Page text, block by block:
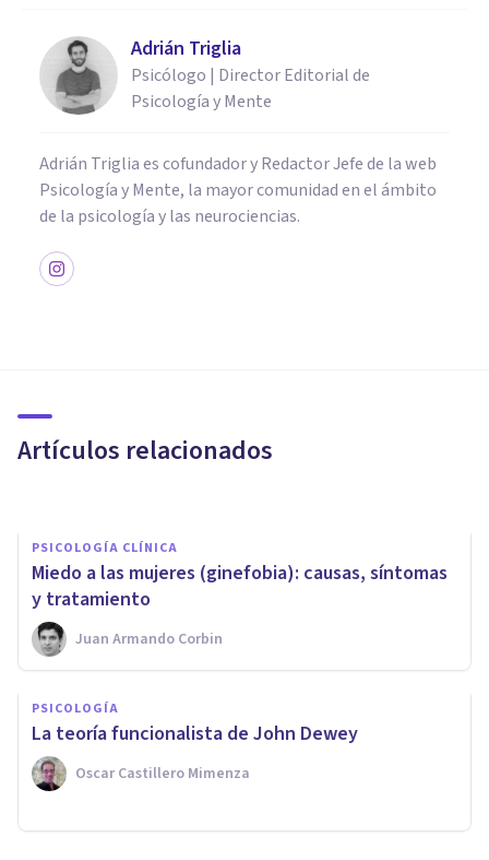
Adrián Triglia
Psicólogo | Director Editorial de
Psicología y Mente
Adrián Triglia es cofundador y Redactor Jefe de la web
Psicología y Mente, la mayor comunidad en el ámbito
de la psicología y las neurociencias.
Artículos relacionados
y aportaciones
PSICOLOGÍA CLÍNICA
​Miedo a las mujeres (ginefobia): causas, síntomas
y tratamiento
Juan Armando Corbin
PSICOLOGÍA
La teoría funcionalista de John Dewey
Oscar Castillero Mimenza
PSICOLOGÍA SOCIAL Y RELACIONES PERSONALES
¿Qué es la Psicología Social?